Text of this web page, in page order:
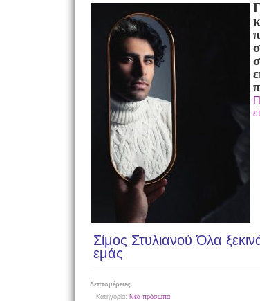
Σίμος Στυλιανού Όλα
εμάς
Λεπτομέρειες
Κατηγορία: Νέα πρόσωπα